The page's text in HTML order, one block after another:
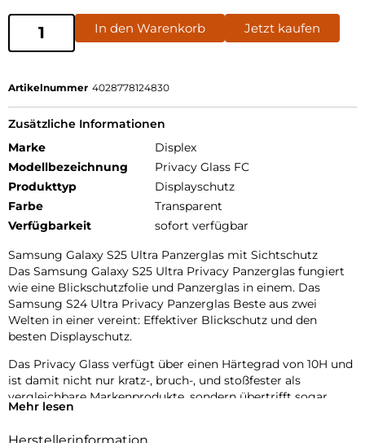
In den Warenkorb Jetzt kaufen
Artikelnummer 4028778124830
Zusätzliche Informationen
Marke
Displex
Modellbezeichnung
Privacy Glass FC
Produkttyp
Displayschutz
Farbe
Transparent
Verfügbarkeit
sofort verfügbar
Samsung Galaxy S25 Ultra Panzerglas mit Sichtschutz
Das Samsung Galaxy S25 Ultra Privacy Panzerglas fungiert
wie eine Blickschutzfolie und Panzerglas in einem. Das
Samsung S24 Ultra Privacy Panzerglas Beste aus zwei
Welten in einer vereint: Effektiver Blickschutz und den
besten Displayschutz.
Das Privacy Glass verfügt über einen Härtegrad von 10H und
ist damit nicht nur kratz-, bruch-, und stoßfester als
vergleichbare Markenprodukte, sondern übertrifft sogar
Saphirglas, das bei Luxusuhren eingesetzt wird und einen
Mehr lesen